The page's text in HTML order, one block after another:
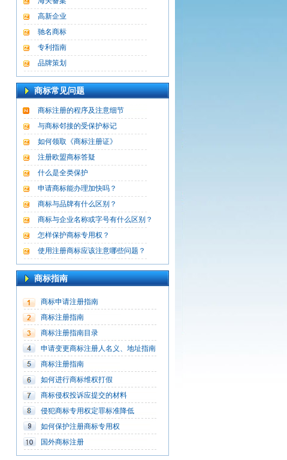
高新企业
驰名商标
专利指南
品牌策划
商标常见问题
商标注册的程序及注意细节
与商标邻接的受保护标记
如何领取《商标注册证》
注册欧盟商标答疑
什么是全类保护
申请商标能办理加快吗？
商标与品牌有什么区别？
商标与企业名称或字号有什么区别？
怎样保护商标专用权？
使用注册商标应该注意哪些问题？
商标指南
商标申请注册指南
商标注册指南
商标注册指南目录
申请变更商标注册人名义、地址指南
商标注册指南
如何进行商标维权打假
商标侵权投诉应提交的材料
侵犯商标专用权定罪标准降低
如何保护注册商标专用权
国外商标注册